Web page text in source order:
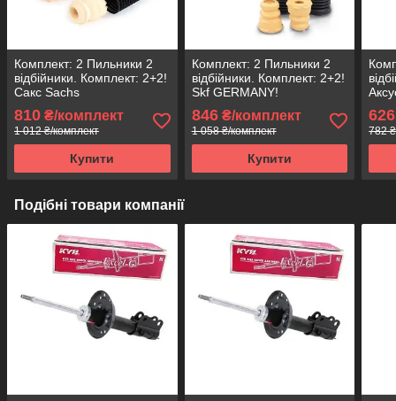
Комплект: 2 Пильники 2
відбійники. Комплект: 2+2!
Сакс Sachs
810 ₴/комплект
1 012 ₴/комплект
Купити
Комплект: 2 Пильники 2
відбійники. Комплект: 2+2!
Skf GERMANY!
846₴/комплект
1 058 ₴/комплект
Купити
626
782
Подібні товари компанії